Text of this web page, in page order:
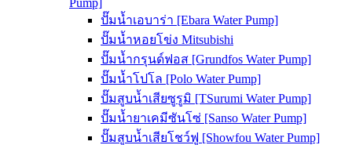
Pump]
ปั๊มน้ำเอบาร่า [Ebara Water Pump]
ปั๊มน้ำหอยโข่ง Mitsubishi
ปั๊มน้ำกรุนด์ฟอส [Grundfos Water Pump]
ปั๊มน้ำโปโล [Polo Water Pump]
ปั๊มสูบน้ำเสียซูรูมิ [TSurumi Water Pump]
ปั๊มน้ำยาเคมีซันโซ่ [Sanso Water Pump]
ปั๊มสูบน้ำเสียโชว์ฟู [Showfou Water Pump]